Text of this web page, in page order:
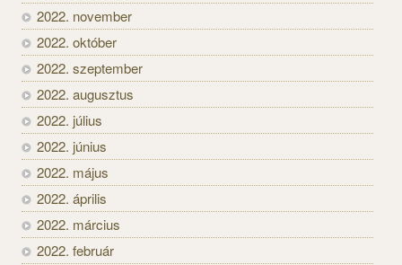
2022. november
2022. október
2022. szeptember
2022. augusztus
2022. július
2022. június
2022. május
2022. április
2022. március
2022. február